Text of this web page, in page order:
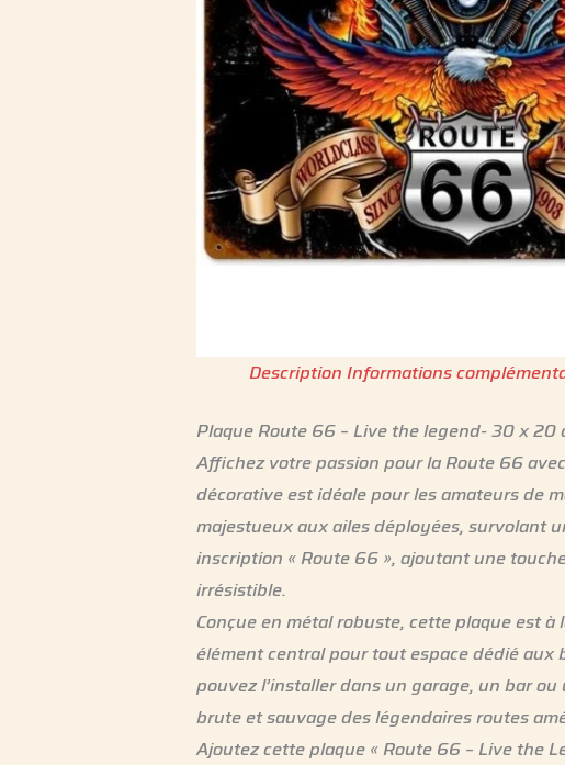
Description Informations
Plaque Route 66 – Live the legend- 30 x
Affichez votre passion pour la Route 66
décorative est idéale pour les amateurs de
majestueux aux ailes déployées, survolant
inscription « Route 66 », ajoutant une
irrésistible.
Conçue en métal robuste, cette plaque est
élément central pour tout espace dédié aux
pouvez l’installer dans un garage, un bar
brute et sauvage des légendaires routes
Ajoutez cette plaque « Route 66 – Live the